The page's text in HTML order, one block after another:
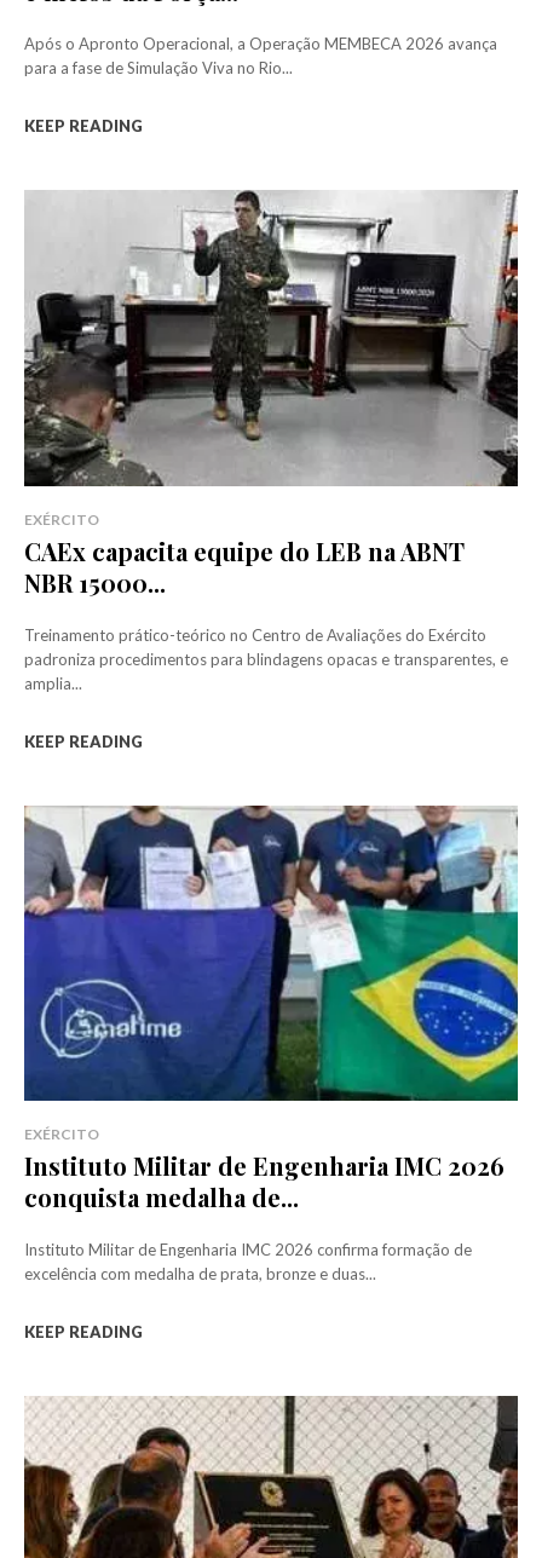
Após o Apronto Operacional, a Operação MEMBECA 2026 avança
para a fase de Simulação Viva no Rio...
KEEP READING
EXÉRCITO
CAEx capacita equipe do LEB na ABNT
NBR 15000...
Treinamento prático-teórico no Centro de Avaliações do Exército
padroniza procedimentos para blindagens opacas e transparentes, e
amplia...
KEEP READING
EXÉRCITO
Instituto Militar de Engenharia IMC 2026
conquista medalha de...
Instituto Militar de Engenharia IMC 2026 confirma formação de
excelência com medalha de prata, bronze e duas...
KEEP READING